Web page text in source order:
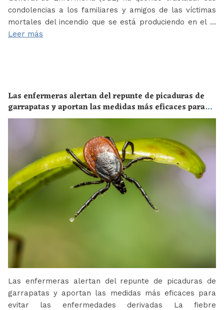
condolencias a los familiares y amigos de las víctimas
mortales del incendio que se está produciendo en el …
Leer más
Las enfermeras alertan del repunte de picaduras de
garrapatas y aportan las medidas más eficaces para
evitar las enfermedades derivadas
Las enfermeras alertan del repunte de picaduras de
garrapatas y aportan las medidas más eficaces para
evitar las enfermedades derivadas La fiebre